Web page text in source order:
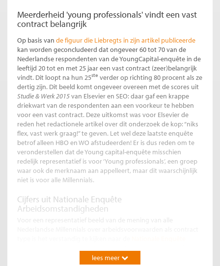
Meerderheid 'young professionals' vindt een vast
contract belangrijk
Op basis van de figuur die Liebregts in zijn artikel publiceerde
kan worden geconcludeerd dat ongeveer 60 tot 70 van de
Nederlandse respondenten van de YoungCapital-enquête in de
leeftijd 20 tot en met 25 jaar een vast contract (zeer)belangrijk
vindt. Dit loopt na hun 25ste verder op richting 80 procent als ze
dertig zijn. Dit beeld komt ongeveer overeen met de scores uit
Studie & Werk 2015van Elsevier en SEO: daar gaf een krappe
driekwart van de respondenten aan een voorkeur te hebben
voor een vast contract. Deze uitkomst was voor Elsevier de
reden het redactionele artikel over dit onderzoek de kop: “niks
flex, vast werk graag!” te geven. Let wel deze laatste enquête
betrof alleen HBO en WO afstudeerden! Er is dus reden om te
veronderstellen dat de Young capital-enquête misschien
redelijk representatief is voor ‘Young professionals’, een groep
waar ook de merknaam aan appelleert, maar dit waarschijnlijk
niet is voor alle Millennials.
Cijfers uit Nationale Enquête
Arbeidsomstandigheden
Voor een representatief beeld van de mening van alle
had in 2016 een response van 46.000 werknemers, wordt
lees meer